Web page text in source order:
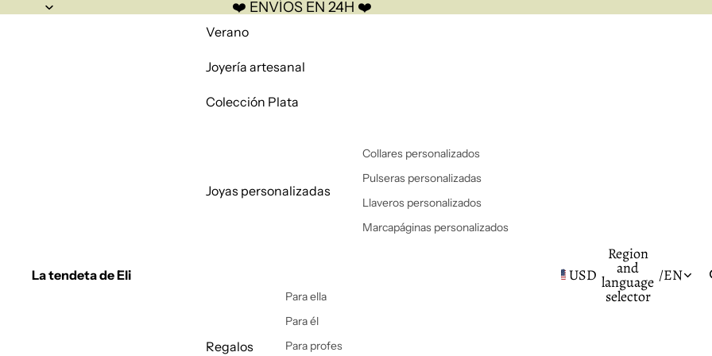
❤️ ENVÍOS EN 24H ❤️
La tendeta de Eli
Verano
Joyería artesanal
Colección Plata
Joyas personalizadas
Collares personalizados
Pulseras personalizadas
Llaveros personalizados
Marcapáginas personalizados
Regalos
Para ella
Para él
Para profes
USD
Region
and
language
selector
/EN